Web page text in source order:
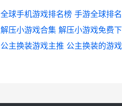
全球手机游戏排名榜 手游全球排名
解压小游戏合集 解压小游戏免费
公主换装游戏主推 公主换装的游